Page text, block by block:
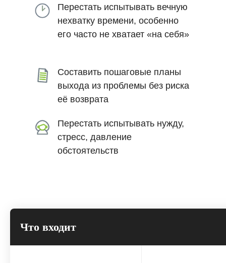
Составить пошаговые планы
выхода из проблемы без риска
её возврата
Перестать испытывать нужду,
стресс, давление
обстоятельств
Перестать испытывать вечную
нехватку времени, особенно
его часто не хватает «на себя»
Что входит